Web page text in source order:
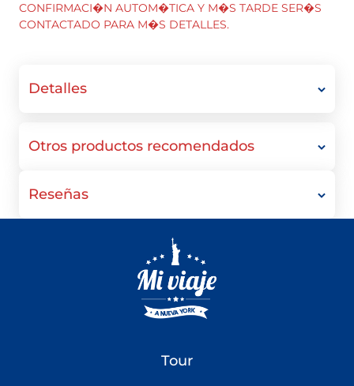
CONFIRMACI�N AUTOM�TICA Y M�S TARDE SER�S
CONTACTADO PARA M�S DETALLES.
Detalles
Otros productos recomendados
Reseñas
Tour